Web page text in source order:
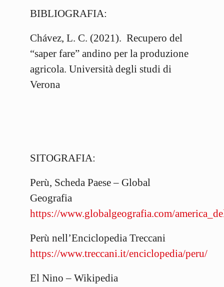
BIBLIOGRAFIA:
Chávez, L. C. (2021). Recupero del
“saper fare” andino per la produzione
agricola. Università degli studi di
Verona
SITOGRAFIA:
Perù, Scheda Paese – Global
Geografia
https://www.globalgeografia.com/
Perù nell’Enciclopedia Treccani
https://www.treccani.it/enciclopedia/peru/
El Nino – Wikipedia